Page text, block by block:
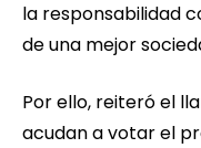
la responsabilidad
de una mejor
Por ello, reiteró el
acudan a votar el